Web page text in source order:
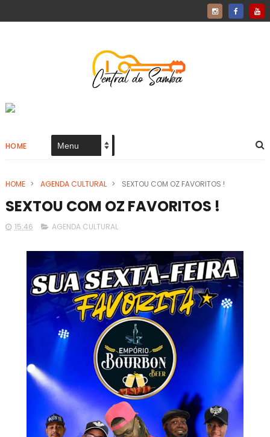
HOME
HOME > AGENDA CULTURAL > SEXTOU COM OZ FAVORITOS !
SEXTOU COM OZ FAVORITOS !
15:46 AGENDA CULTURAL